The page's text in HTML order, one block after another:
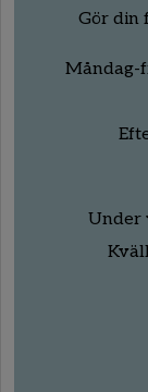
Gör din
Måndag-
Under